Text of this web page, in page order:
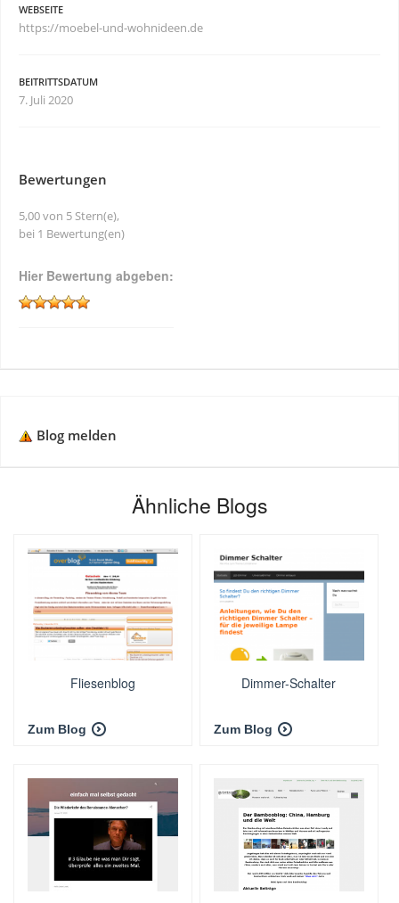
WEBSEITE
https://moebel-und-wohnideen.de
BEITRITTSDATUM
7. Juli 2020
Bewertungen
5,00 von 5 Stern(e),
bei 1 Bewertung(en)
Hier Bewertung abgeben:
Blog melden
Ähnliche Blogs
Fliesenblog
Zum Blog
Dimmer-Schalter
Zum Blog